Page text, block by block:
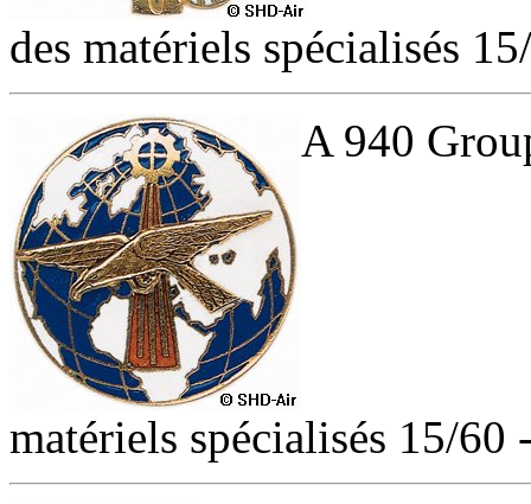
des matériels spécialisés
A 940
matériels spécialisés 15/